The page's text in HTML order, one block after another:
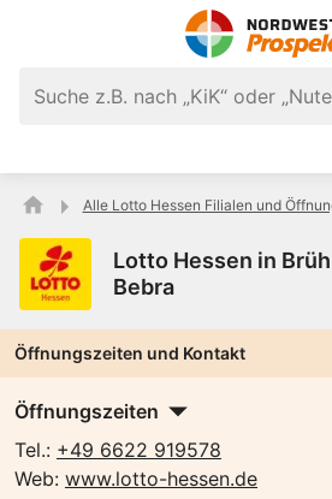
Alle Lotto Hessen Filialen und
Lotto Hessen in
Bebra
Öffnungszeiten und Kontakt
Öffnungszeiten
Tel.: +49 6622 919578
Web: www.lotto-hessen.de